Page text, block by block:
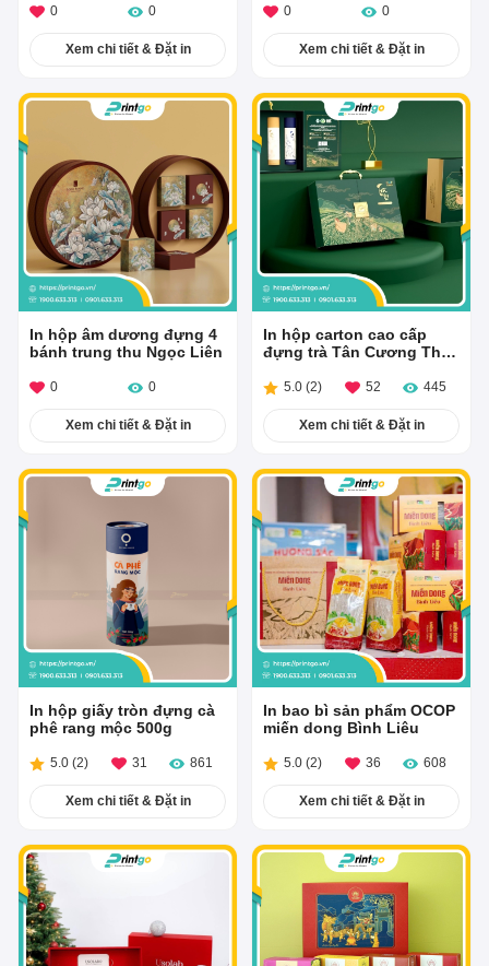
0 0
Xem chi tiết & Đặt in
0 0
Xem chi tiết & Đặt in
In hộp âm dương đựng 4
bánh trung thu Ngọc Liên
0 0
Xem chi tiết & Đặt in
In hộp carton cao cấp
đựng trà Tân Cương Thái
5.0 (2) 52 445
Xem chi tiết & Đặt in
In hộp giấy tròn đựng cà
phê rang mộc 500g
5.0 (2) 31 861
Xem chi tiết & Đặt in
In bao bì sản phẩm OCOP
miến dong Bình Liêu
5.0 (2) 36 608
Xem chi tiết & Đặt in